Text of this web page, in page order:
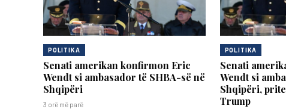
POLITIKA
Senati amerikan konfirmon Eric
Wendt si ambasador të SHBA-së në
Shqipëri
3 orë më parë
POLITIKA
Senati
Wendt si
Shqipëri,
Trump